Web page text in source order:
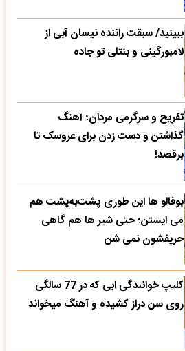
ببینید/ سبقت راننده نیسان آبی از
لامبورگینی و بنتلی تو جاده
تفریح و سرگرمی مردان؛ آهنگ
گذاشتن و دست زدن برای عروسک تا
برقصد!
بوفالو ها این‌ طوری پشت‌به‌پشت هم
می‌ ایستن؛ حتی شیر ها هم گاهی
حریفشون نمی‌ شن
کلیپ خوانندگی ابی که در 77 سالگی
روی سن دراز کشیده و آهنگ میخواند